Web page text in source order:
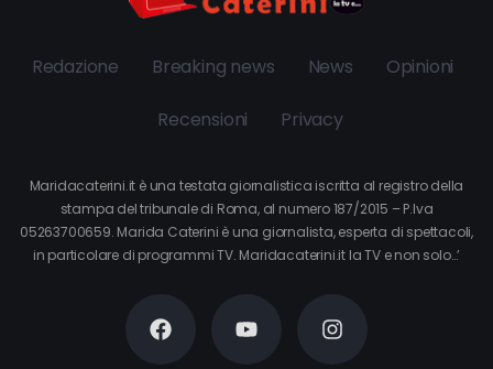
Redazione Breaking news News Opinioni
Recensioni Privacy
Maridacaterini.it è una testata giornalistica iscritta al registro della
stampa del tribunale di Roma, al numero 187/2015 – P.Iva
05263700659. Marida Caterini è una giornalista, esperta di spettacoli,
in particolare di programmi TV. Maridacaterini.it la TV e non solo…’